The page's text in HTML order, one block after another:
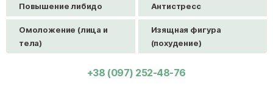
Повышение либидо Антистресс
Омоложение (лица и
тела)
Изящная фигура
(похудение)
+38 (097) 252-48-76